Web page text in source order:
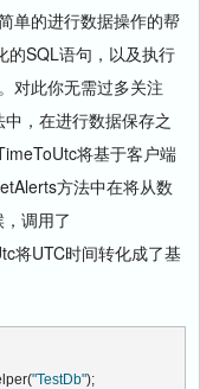
单的进行数据操作的帮
的SQL语句，以及执行
对此你无需过多关注
，在进行数据保存之
将基于客户端
方法中在将从数
调用了
将UTC时间转化成了基
"TestDb");